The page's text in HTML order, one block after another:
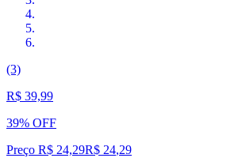
(3)
R$ 39,99
39% OFF
Preço R$ 24,29R$ 24,29